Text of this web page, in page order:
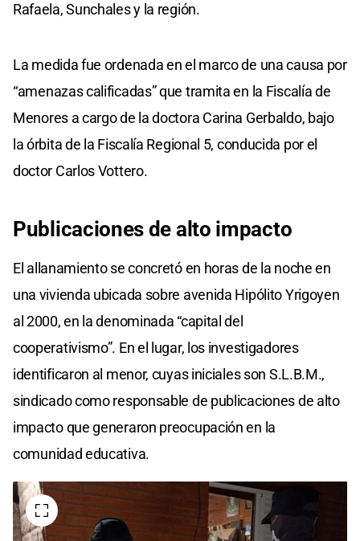
Rafaela, Sunchales y la región.
La medida fue ordenada en el marco de una causa por
“amenazas calificadas” que tramita en la Fiscalía de
Menores a cargo de la doctora Carina Gerbaldo, bajo
la órbita de la Fiscalía Regional 5, conducida por el
doctor Carlos Vottero.
Publicaciones de alto impacto
El allanamiento se concretó en horas de la noche en
una vivienda ubicada sobre avenida Hipólito Yrigoyen
al 2000, en la denominada “capital del
cooperativismo”. En el lugar, los investigadores
identificaron al menor, cuyas iniciales son S.L.B.M.,
sindicado como responsable de publicaciones de alto
impacto que generaron preocupación en la
comunidad educativa.